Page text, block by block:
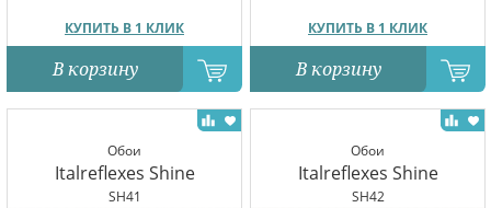
КУПИТЬ В 1 КЛИК
В корзину
КУПИТЬ В 1 КЛИК
В корзину
Обои
Italreflexes Shine
SH41
Обои
Italreflexes Shine
SH42